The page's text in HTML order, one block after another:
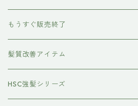
除毛クリーム
育毛ケア
養毛剤
フェイスケア
犬用
もうすぐ販売終了
髪質改善アイテム
トステアケア
HSC強髪シリーズ